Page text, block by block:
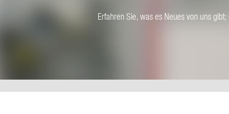
Erfahren Sie, was es Neues von uns